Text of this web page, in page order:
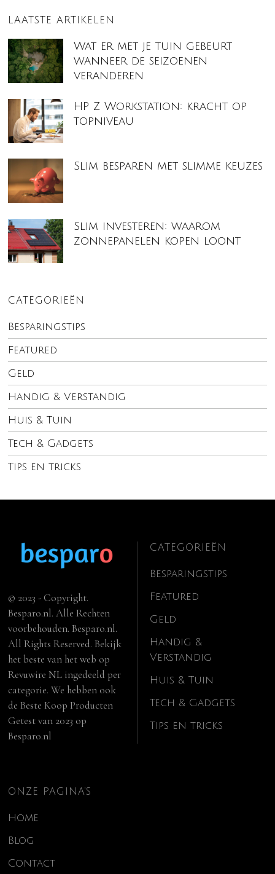
LAATSTE ARTIKELEN
Wat er met je tuin gebeurt
wanneer de seizoenen
veranderen
HP Z Workstation: kracht op
topniveau
Slim besparen met slimme keuzes
Slim investeren: waarom
zonnepanelen kopen loont
CATEGORIEËN
Besparingstips
Featured
Geld
Handig & Verstandig
Huis & Tuin
Tech & Gadgets
Tips en tricks
© 2023 - Copyright.
Besparo.nl. Alle Rechten
voorbehouden. Besparo.nl.
All Rights Reserved. Bekijk
het beste van het web op
Revuwire NL ingedeeld per
categorie. We hebben ook
deBeste Koop Producten
Getest van 2023 op
Besparo.nl
CATEGORIEËN
Besparingstips
Featured
Geld
Handig &
Verstandig
Huis & Tuin
Tech & Gadgets
Tips en tricks
ONZE PAGINA’S
Home
Blog
Contact